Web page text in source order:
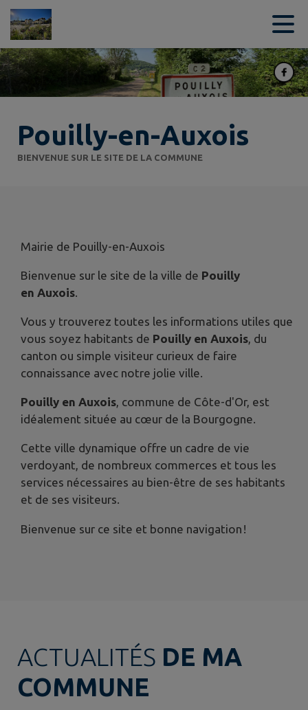
Contenu
Pouilly-en-Auxois
BIENVENUE SUR LE SITE DE LA COMMUNE
Mairie de Pouilly-en-Auxois
Bienvenue sur le site de la ville de Pouilly
en Auxois.
Vous y trouverez toutes les informations utiles que
vous soyez habitants de Pouilly en Auxois, du
canton ou simple visiteur curieux de faire
connaissance avec notre jolie ville.
Pouilly en Auxois, commune de Côte-d'Or, est
idéalement située au cœur de la Bourgogne.
Cette ville dynamique offre un cadre de vie
verdoyant, de nombreux commerces et tous les
services nécessaires au bien-être de ses habitants
et de ses visiteurs.
Bienvenue sur ce site et bonne navigation !
ACTUALITÉS DE MA
COMMUNE